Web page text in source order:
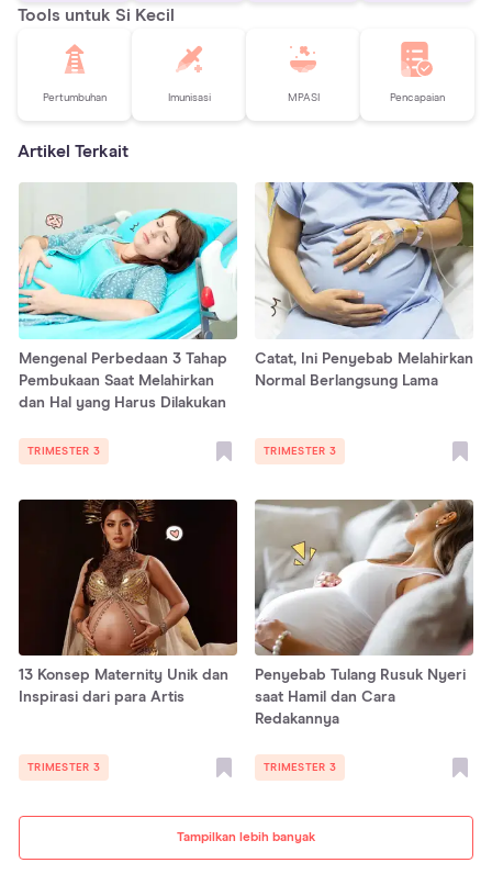
Tools untuk Si Kecil
Pertumbuhan Imunisasi MPASI Pencapaian
Artikel Terkait
Tampilkan lebih banyak
Mengenal Perbedaan 3 Tahap
Pembukaan Saat Melahirkan
dan Hal yang Harus Dilakukan
TRIMESTER 3
Catat, Ini Penyebab Melahirkan
Normal Berlangsung Lama
TRIMESTER 3
13 Konsep Maternity Unik dan
Inspirasi dari para Artis
TRIMESTER 3
Penyebab Tulang Rusuk Nyeri
saat Hamil dan Cara
Redakannya
TRIMESTER 3